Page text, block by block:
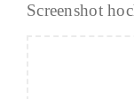
Screenshot